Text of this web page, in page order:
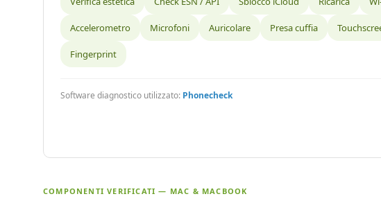
Accelerometro Microfoni Auricolare Presa cuffia
Fingerprint
Software diagnostico utilizzato: Phonecheck
COMPONENTI VERIFICATI — MAC & MACBOOK